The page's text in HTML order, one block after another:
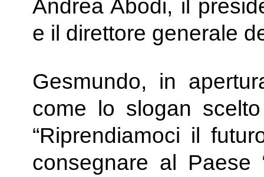
Andrea Abodi, il
e il direttore generale
Gesmundo, in
come lo slogan
“Riprendiamoci il
consegnare al Paese